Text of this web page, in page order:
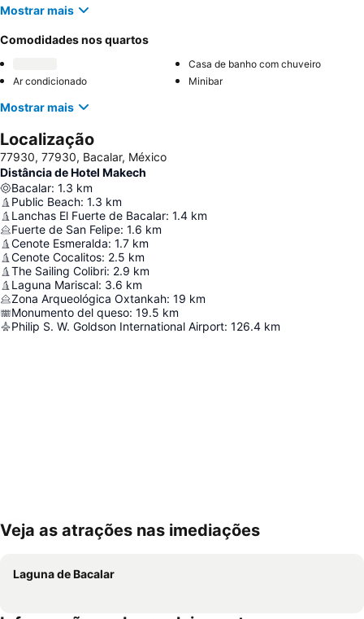
Mostrar mais
Comodidades nos quartos
Casa de banho com chuveiro
Ar condicionado
Minibar
Mostrar mais
Localização
77930, 77930, Bacalar, México
Distância de Hotel Makech
Bacalar: 1.3 km
Public Beach: 1.3 km
Lanchas El Fuerte de Bacalar: 1.4 km
Fuerte de San Felipe: 1.6 km
Cenote Esmeralda: 1.7 km
Cenote Cocalitos: 2.5 km
The Sailing Colibri: 2.9 km
Laguna Mariscal: 3.6 km
Zona Arqueológica Oxtankah: 19 km
Monumento del queso: 19.5 km
Philip S. W. Goldson International Airport: 126.4 km
Ampliar mapa
Veja as atrações nas imediações
Laguna de Bacalar